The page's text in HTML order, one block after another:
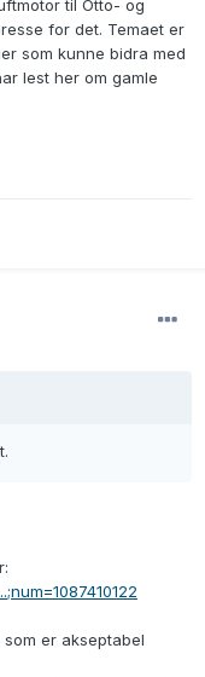
til Otto- og
for det. Temaet er
som kunne bidra med
lest her om gamle
er akseptabel